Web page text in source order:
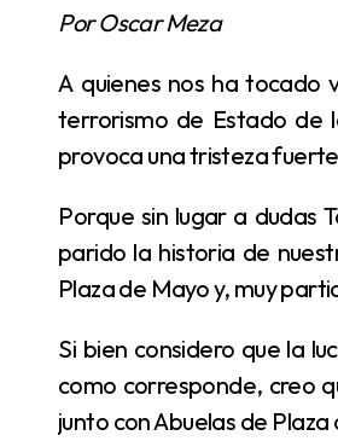
Por Oscar Meza
A quienes nos ha tocado vivir de cerca las penurias, las tragedias y las tristezas que generó el
terrorismo de Estado de
provoca una tristeza
Porque sin lugar a dudas Taty ha sido una referente de una de las luchas más honrosas que ha
parido la historia de
Plaza de Mayo y, muy
Si bien considero que la lucha de todas las Madres es válida, honrosa y digna de ser recordada
como corresponde, creo
junto con Abuelas de